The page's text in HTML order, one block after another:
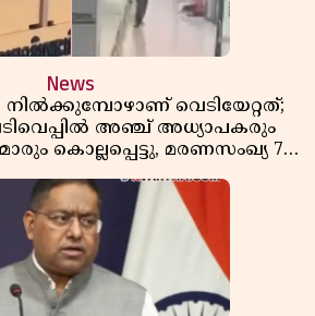
News
നിൽക്കുമ്പോഴാണ് വെടിയേറ്റത്;
അഞ്ച് അധ്യാപകരും
കൊല്ലപ്പെട്ടു, മരണസംഖ്യ 7;